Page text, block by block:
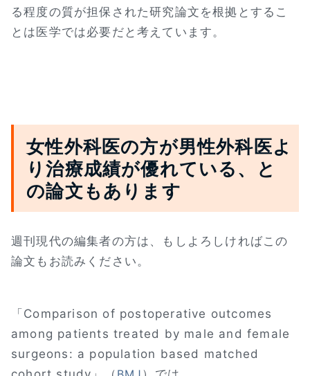
る程度の質が担保された研究論文を根拠とするこ
とは医学では必要だと考えています。
女性外科医の方が男性外科医よ
り治療成績が優れている、と
の論文もあります
週刊現代の編集者の方は、もしよろしければこの
論文もお読みください。
「Comparison of postoperative outcomes
among patients treated by male and female
surgeons: a population based matched